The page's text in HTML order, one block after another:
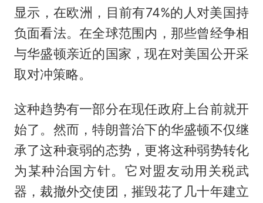
显示，在欧洲，目前有74%的人对美国持
负面看法。在全球范围内，那些曾经争相
与华盛顿亲近的国家，现在对美国公开采
取对冲策略。
这种趋势有一部分在现任政府上台前就开
始了。然而，特朗普治下的华盛顿不仅继
承了这种衰弱的态势，更将这种弱势转化
为某种治国方针。它对盟友动用关税武
器，裁撤外交使团，摧毁花了几十年建立